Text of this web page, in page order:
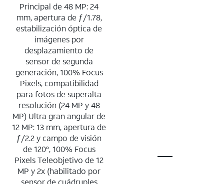
Principal de 48 MP: 24
mm, apertura de ƒ/1.78,
estabilización óptica de
imágenes por
desplazamiento de
sensor de segunda
generación, 100% Focus
Pixels, compatibilidad
para fotos de superalta
resolución (24 MP y 48
MP) Ultra gran angular de
12 MP: 13 mm, apertura de
ƒ/2.2 y campo de visión
de 120°, 100% Focus
Pixels Teleobjetivo de 12
MP y 2x (habilitado por
sensor de cuádruples